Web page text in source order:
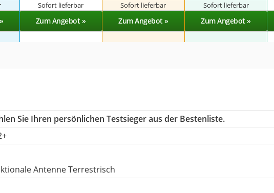
Sofort lieferbar Sofort lieferbar Sofort lieferbar
Zum Angebot » Zum Angebot » Zum Angebot »
Sie Ihren persönlichen Testsieger aus der Bestenliste.
Antenne Terrestrisch